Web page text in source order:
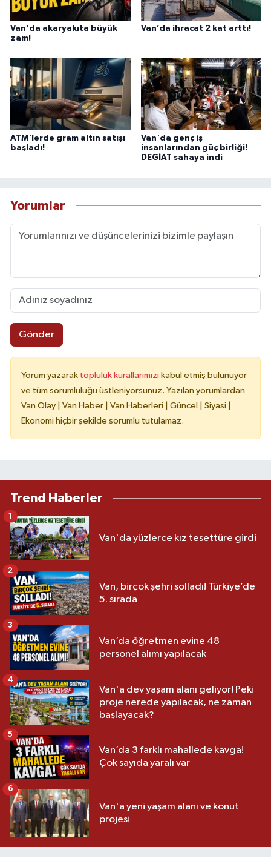
Van'da akaryakıta büyük
zam!
Van’da ihracat 2 kat arttı!
ATM'lerde gram altın satışı
başladı!
Van'da genç iş
insanlarından güç birliği!
DEGİAT sahaya indi
Yorumlar
Gönder
Yorum yazarak topluluk kurallarımızı kabul etmiş bulunuyor
ve tüm sorumluluğu üstleniyorsunuz. Yazılan yorumlardan
Van Olay | Van Haber | Van Haberleri | Güncel | Siyasi |
Ekonomi hiçbir şekilde sorumlu tutulamaz.
Trend Haberler
Van'da yüzlerce kız tesettüre girdi
1
Van, birçok şehri solladı! Türkiye’de
5. sırada
2
Van’da öğretmen evine 48
personel alımı yapılacak
3
Van'a dev yaşam alanı geliyor! Peki
proje nerede yapılacak, ne zaman
başlayacak?
4
Van’da 3 farklı mahallede kavga!
Çok sayıda yaralı var
5
Van'a yeni yaşam alanı ve konut
projesi
6